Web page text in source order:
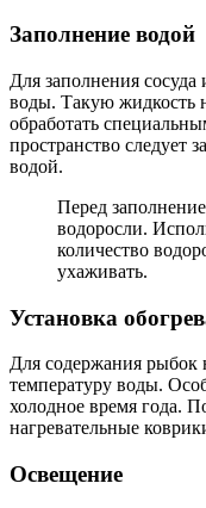
Заполнение водой
Для заполнения сосуда
воды. Такую жидкость
обработать
пространство следует
водой.
Перед
водоросли.
количество
ухаживать.
Установка
Для содержания рыбок
температуру воды.
холодное время года.
нагревательные
Освещение